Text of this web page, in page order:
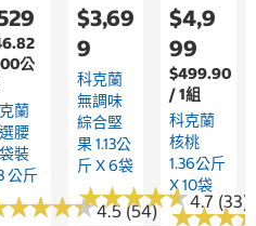
公
蘭
腰
裝
公斤
★★★★
★★★★4.5 (54)
$3,69
9
科克蘭
無調味
綜合堅
果 1.13公
斤 X 6袋
★★★★★
★★★★★4.7 (33)
$4,9
99
$499.90
/ 1組
科克蘭
核桃
1.36公斤
X 10袋
★★★
★★★